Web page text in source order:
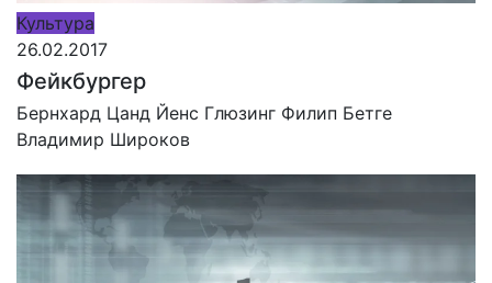
Культура
26.02.2017
Фейкбургер
Бернхард Цанд Йенс Глюзинг Филип Бетге
Владимир Широков